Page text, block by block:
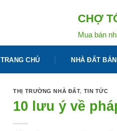
CHỢ
Mua bán
TRANG CHỦ NHÀ ĐẤT BÁN
THỊ TRƯỜNG NHÀ ĐẤT, TIN TỨC
10 lưu ý về